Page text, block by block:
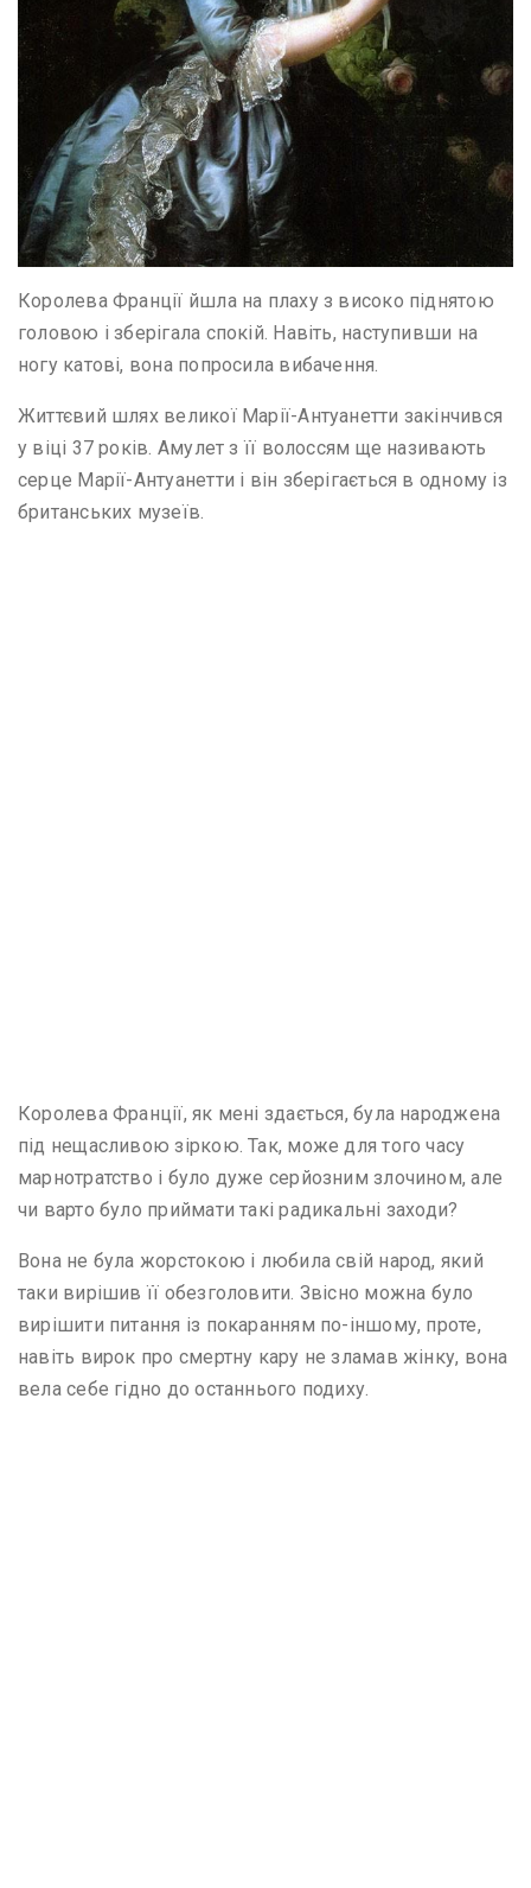
Королева Франції йшла на плаху з високо піднятою
головою і зберігала спокій. Навіть, наступивши на
ногу катові, вона попросила вибачення.
Життєвий шлях великої Марії-Антуанетти закінчився
у віці 37 років. Амулет з її волоссям ще називають
серце Марії-Антуанетти і він зберігається в одному із
британських музеїв.
Королева Франції, як мені здається, була народжена
під нещасливою зіркою. Так, може для того часу
марнотратство і було дуже серйозним злочином, але
чи варто було приймати такі радикальні заходи?
Вона не була жорстокою і любила свій народ, який
таки вирішив її обезголовити. Звісно можна було
вирішити питання із покаранням по-іншому, проте,
навіть вирок про смертну кару не зламав жінку, вона
вела себе гідно до останнього подиху.